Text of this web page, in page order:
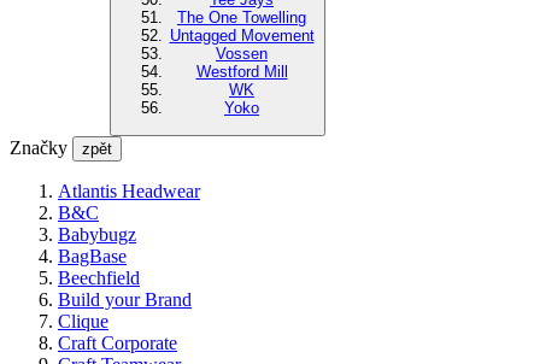
The One Towelling
Untagged Movement
Vossen
Westford Mill
WK
Yoko
Značky zpět
Atlantis Headwear
B&C
Babybugz
BagBase
Beechfield
Build your Brand
Clique
Craft Corporate